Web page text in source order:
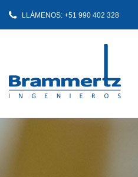
LLÁMENOS: +51 990 402 328